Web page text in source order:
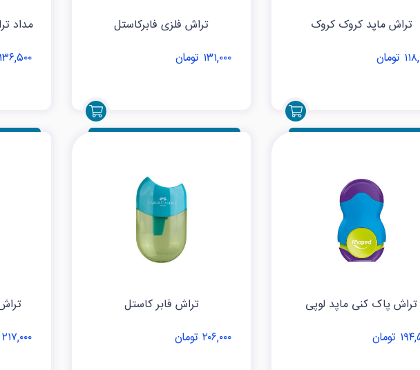
تراش ماپد کروک کروک
تومان
تراش فلزی فابرکاستل
۱۳۱,۰۰۰ تومان
مداد
۱۳۶,۵۰۰ تومان
تراش پاک کنی ماپد لوپی
تومان
تراش فابر کاستل
۲۰۶,۰۰۰ تومان
۲۱۷,۰۰۰ تومان